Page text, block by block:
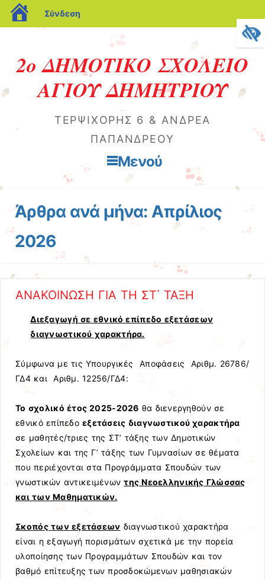
blogs.sch.gr
Σύνδεση
2ο ΔΗΜΟΤΙΚΟ ΣΧΟΛΕΙΟ
ΑΓΙΟΥ ΔΗΜΗΤΡΙΟΥ
ΤΕΡΨΙΧΌΡΗΣ 6 & ΑΝΔΡΈΑ
ΠΑΠΑΝΔΡΈΟΥ
Μενού
Μετάβαση στο περιεχόμενο
Άρθρα ανά μήνα: Απρίλιος
2026
ΑΝΑΚΟΙΝΩΣΗ ΓΙΑ ΤΗ ΣΤ΄ ΤΑΞΗ
Διεξαγωγή σε εθνικό επίπεδο εξετάσεων
διαγνωστικού χαρακτήρα.
Σύμφωνα με τις Υπουργικές Αποφάσεις Αριθμ. 26786/
ΓΔ4 και Αριθμ. 12256/ΓΔ4:
Το σχολικό έτος 2025-2026 θα διενεργηθούν σε
εθνικό επίπεδοεξετάσεις διαγνωστικού χαρακτήρα
σε μαθητές/τριες της ΣΤ’ τάξης των Δημοτικών
Σχολείων και της Γ’ τάξης των Γυμνασίων σε θέματα
που περιέχονται στα Προγράμματα Σπουδών των
γνωστικών αντικειμένωντης Νεοελληνικής Γλώσσας
και των Μαθηματικών.
Σκοπός των εξετάσεων διαγνωστικού χαρακτήρα
είναι η εξαγωγή πορισμάτων σχετικά με την πορεία
υλοποίησης των Προγραμμάτων Σπουδών και τον
βαθμό επίτευξης των προσδοκώμενων μαθησιακών